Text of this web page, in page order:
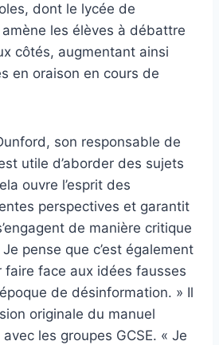
dont le lycée de
les élèves à débattre
côtés, augmentant ainsi
en oraison en cours de
son responsable de
utile d’aborder des sujets
ouvre l’esprit des
perspectives et garantit
de manière critique
pense que c’est également
face aux idées fausses
de désinformation. » Il
originale du manuel
les groupes GCSE. « Je